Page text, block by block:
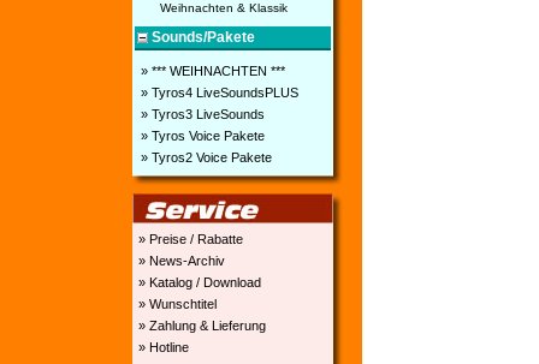
Weihnachten & Klassik
Sounds/Pakete
» *** WEIHNACHTEN ***
» Tyros4 LiveSoundsPLUS
» Tyros3 LiveSounds
» Tyros Voice Pakete
» Tyros2 Voice Pakete
» Preise / Rabatte
» News-Archiv
» Katalog / Download
» Wunschtitel
» Zahlung & Lieferung
» Hotline